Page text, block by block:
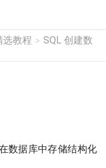
选教程 > SQL 创建数
数据库中存储结构化